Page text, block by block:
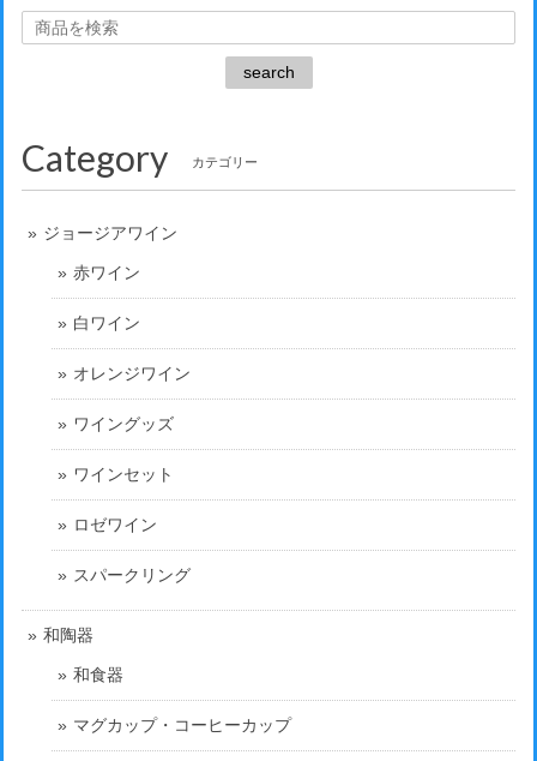
search
Category カテゴリー
ジョージアワイン
赤ワイン
白ワイン
オレンジワイン
ワイングッズ
ワインセット
ロゼワイン
スパークリング
和陶器
和食器
マグカップ・コーヒーカップ